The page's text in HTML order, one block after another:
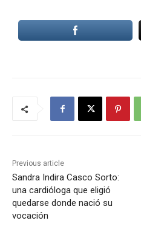
Previous article
Sandra Indira Casco Sorto:
una cardióloga que eligió
quedarse donde nació su
vocación